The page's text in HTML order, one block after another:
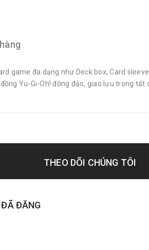
game đa dạng như Deck box, Card
Yu-Gi-Oh! đông đảo, giao lưu trong
THEO DÕI CHÚNG TÔI
ĐĂNG